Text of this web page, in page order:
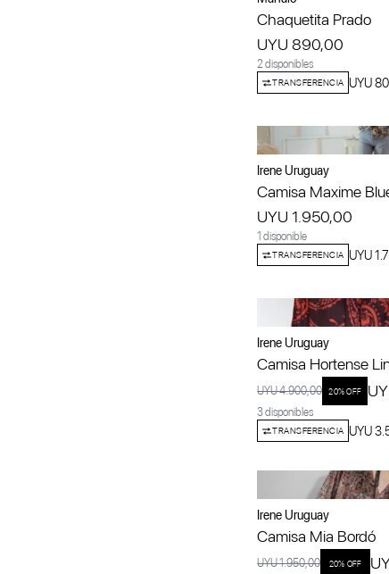
Chaquetita Prado
UYU 890,00
2 disponibles
TRANSFERENCIA UYU
Irene Uruguay
Camisa Maxime
UYU 1.950,00
1 disponible
TRANSFERENCIA UYU
Irene Uruguay
Camisa Hortense
UYU 4.900,00 20% OFF
3 disponibles
TRANSFERENCIA UYU
Irene Uruguay
Camisa Mia Bordó
UYU 1.950,00 20% OFF